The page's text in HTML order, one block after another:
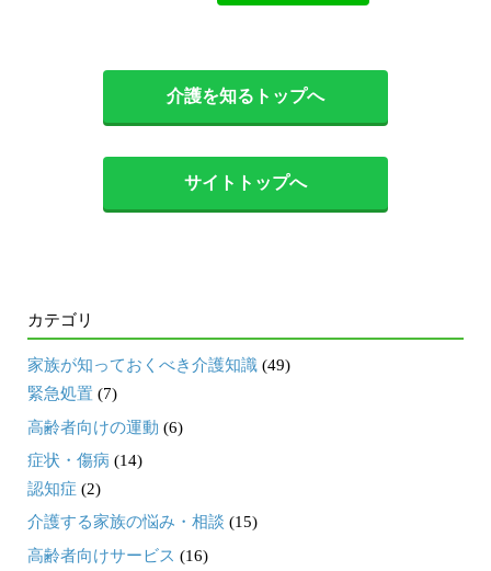
介護を知るトップへ
サイトトップへ
カテゴリ
家族が知っておくべき介護知識 (49)
緊急処置 (7)
高齢者向けの運動 (6)
症状・傷病 (14)
認知症 (2)
介護する家族の悩み・相談 (15)
高齢者向けサービス (16)